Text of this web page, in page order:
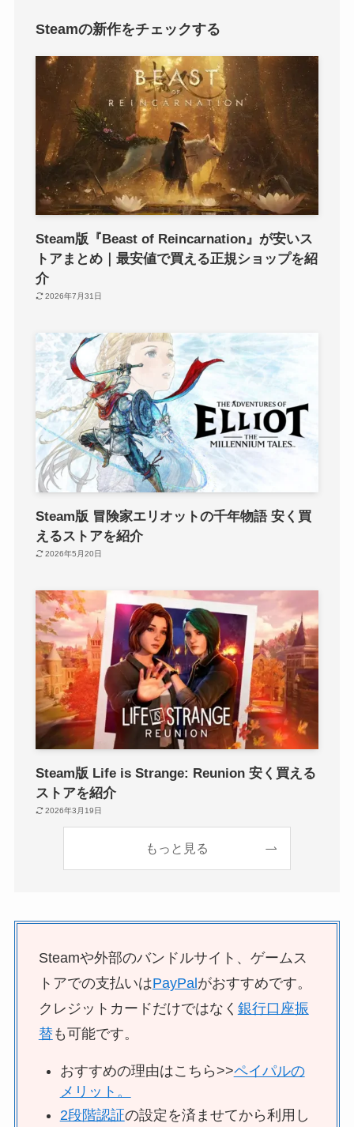
Steamの新作をチェックする
Steam版『Beast of Reincarnation』が安いス
トアまとめ｜最安値で買える正規ショップを紹
介
2026年7月31日
Steam版 冒険家エリオットの千年物語 安く買
えるストアを紹介
2026年5月20日
Steam版 Life is Strange: Reunion 安く買える
ストアを紹介
2026年3月19日
もっと見る
Steamや外部のバンドルサイト、ゲームス
トアでの支払いはPayPalがおすすめです。
クレジットカードだけではなく 銀行口座振
替も可能です。
おすすめの理由はこちら>>ペイパルの
メリット。
2段階認証の設定を済ませてから利用し